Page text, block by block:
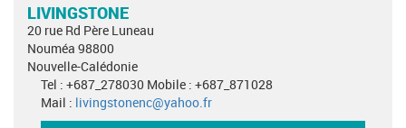
LIVINGSTONE
20 rue Rd Père Luneau
Nouméa 98800
Nouvelle-Calédonie
Tel : +687_278030 Mobile : +687_871028
Mail : livingstonenc@yahoo.fr